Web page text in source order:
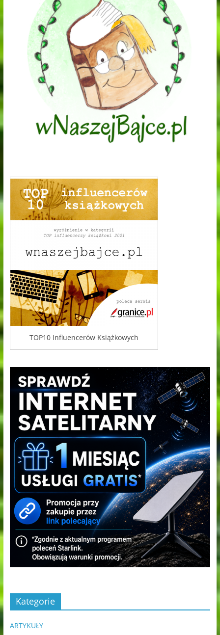
TOP10 Influencerów Książkowych
Kategorie
ARTYKUŁY